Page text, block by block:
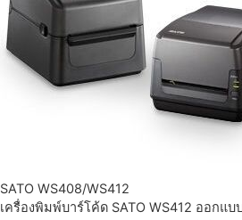
SATO WS408/WS412
เครื่องพิมพ์บาร์โค้ด SATO WS412 ออกแ